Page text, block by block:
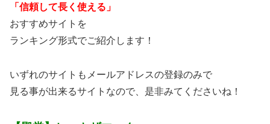
「信頼して長く使える」
おすすめサイトを
ランキング形式でご紹介します！
いずれのサイトもメールアドレスの登録のみで
見る事が出来るサイトなので、是非みてくださいね！